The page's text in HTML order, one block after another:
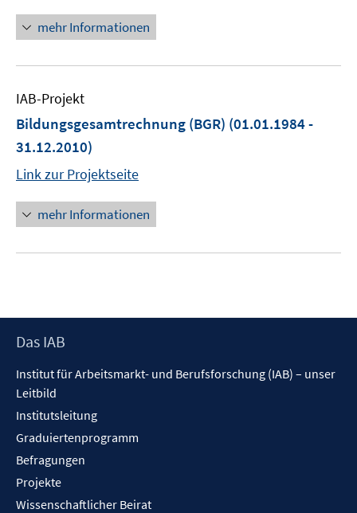
mehr Informationen
IAB-Projekt
Bildungsgesamtrechnung (BGR) (01.01.1984 -
31.12.2010)
Link zur Projektseite
mehr Informationen
Footer
Das IAB
Institut für Arbeitsmarkt- und Berufsforschung (IAB) – unser
Leitbild
Institutsleitung
Graduiertenprogramm
Befragungen
Projekte
Wissenschaftlicher Beirat